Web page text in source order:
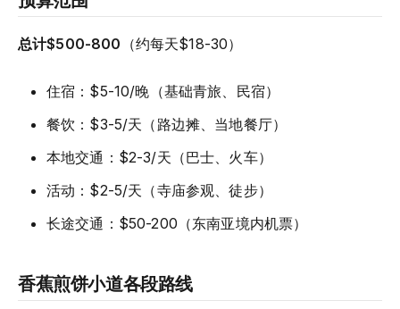
总计$500-800 （约每天$18-30）
住宿：$5-10/晚（基础青旅、民宿）
餐饮：$3-5/天（路边摊、当地餐厅）
本地交通：$2-3/天（巴士、火车）
活动：$2-5/天（寺庙参观、徒步）
长途交通：$50-200（东南亚境内机票）
香蕉煎饼小道各段路线